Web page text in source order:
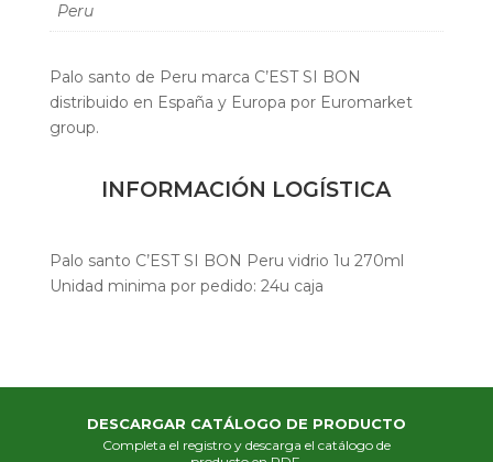
Peru
Palo santo de Peru marca C’EST SI BON
distribuido en España y Europa por Euromarket
group.
INFORMACIÓN LOGÍSTICA
Palo santo C’EST SI BON Peru vidrio 1u 270ml
Unidad minima por pedido: 24u caja
DESCARGAR CATÁLOGO DE PRODUCTO
Completa el registro y descarga el catálogo de